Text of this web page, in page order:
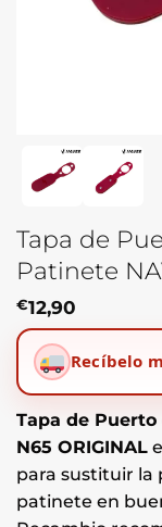
Tapa de
Patinete
€12,90
Recíbelo
Tapa de Puerto
N65 ORIGINAL
para sustituir la
patinete en